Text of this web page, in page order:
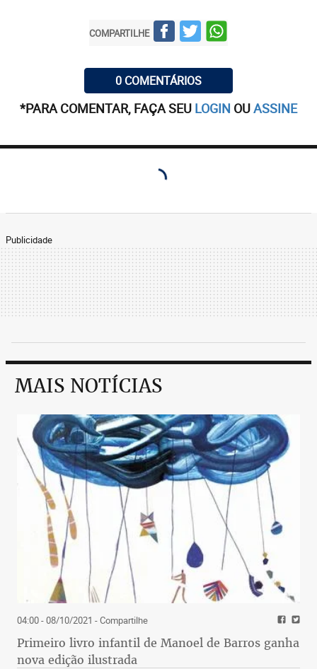
COMPARTILHE
0 COMENTÁRIOS
*PARA COMENTAR, FAÇA SEU LOGIN OUASSINE
Publicidade
MAIS NOTÍCIAS
04:00 - 08/10/2021 - Compartilhe
Primeiro livro infantil de Manoel de Barros ganha
nova edição ilustrada